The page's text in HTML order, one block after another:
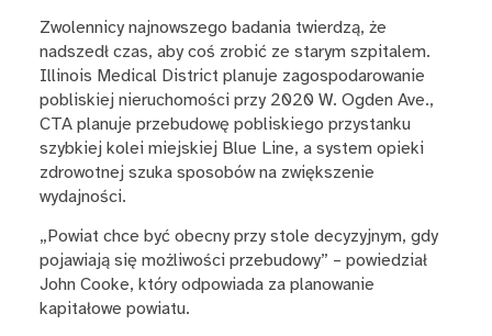
Zwolennicy najnowszego badania twierdzą, że
nadszedł czas, aby coś zrobić ze starym szpitalem.
Illinois Medical District planuje zagospodarowanie
pobliskiej nieruchomości przy 2020 W. Ogden Ave.,
CTA planuje przebudowę pobliskiego przystanku
szybkiej kolei miejskiej Blue Line, a system opieki
zdrowotnej szuka sposobów na zwiększenie
wydajności.
„Powiat chce być obecny przy stole decyzyjnym, gdy
pojawiają się możliwości przebudowy” – powiedział
John Cooke, który odpowiada za planowanie
kapitałowe powiatu.